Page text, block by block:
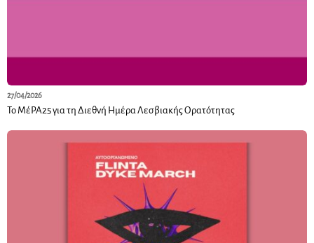
27/04/2026
Το ΜέΡΑ25 για τη Διεθνή Ημέρα Λεσβιακής Ορατότητας